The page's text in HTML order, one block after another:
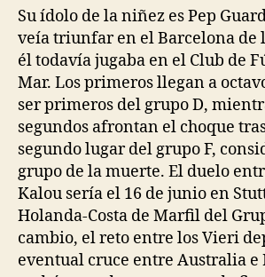
entrada
Su ídolo de la niñez es Pep
veía triunfar en el Barcelona de
él todavía jugaba en el Club de
Mar. Los primeros llegan a
ser primeros del grupo D,
segundos afrontan el choque
segundo lugar del grupo F,
grupo de la muerte. El duelo
Kalou sería el 16 de junio en
Holanda-Costa de Marfil del
cambio, el reto entre los Vieri
eventual cruce entre Australia e